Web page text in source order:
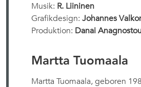
Musik: R. Liininen
Grafikdesign: Johannes
Produktion: Danai
Martta Tuomaala
Martta Tuomaala, geboren